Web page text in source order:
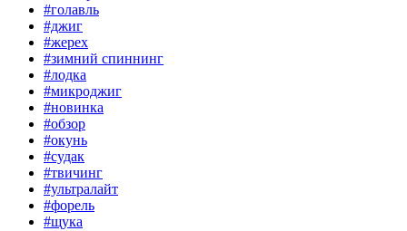
#голавль
#джиг
#жерех
#зимний спиннинг
#лодка
#микроджиг
#новинка
#обзор
#окунь
#судак
#твичинг
#ультралайт
#форель
#щука